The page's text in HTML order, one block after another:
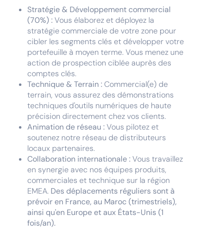
Stratégie & Développement commercial
(70%) :Vous élaborez et déployez la
stratégie commerciale de votre zone pour
cibler les segments clés et développer votre
portefeuille à moyen terme. Vous menez une
action de prospection ciblée auprès des
comptes clés.
Technique & Terrain :Commercial(e) de
terrain, vous assurez des démonstrations
techniques d'outils numériques de haute
précision directement chez vos clients.
Animation de réseau :Vous pilotez et
soutenez notre réseau de distributeurs
locaux partenaires.
Collaboration internationale :Vous travaillez
en synergie avec nos équipes produits,
commerciales et technique sur la région
EMEA. Des déplacements réguliers sont à
prévoir en France, au Maroc (trimestriels),
ainsi qu'en Europe et aux États-Unis (1
fois/an).